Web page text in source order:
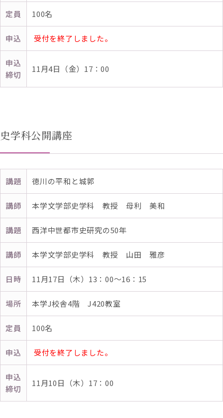
定員 100名
申込 受付を終了しました。
申込
締切
11月4日（金）17：00
史学科公開講座
講題 徳川の平和と城郭
講師 本学文学部史学科 教授 母利 美和
講題 西洋中世都市史研究の50年
講師 本学文学部史学科 教授 山田 雅彦
日時 11月17日（木）13：00～16：15
場所 本学J校舎4階 J420教室
定員 100名
申込 受付を終了しました。
申込
締切
11月10日（木）17：00